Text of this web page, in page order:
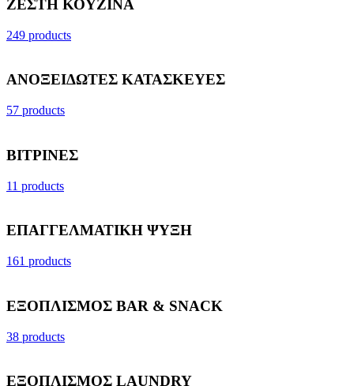
ΖΕΣΤΗ ΚΟΥΖΙΝΑ
249 products
ΑΝΟΞΕΙΔΩΤΕΣ ΚΑΤΑΣΚΕΥΕΣ
57 products
ΒΙΤΡΙΝΕΣ
11 products
ΕΠΑΓΓΕΛΜΑΤΙΚΗ ΨΥΞΗ
161 products
ΕΞΟΠΛΙΣΜΟΣ BAR & SNACK
38 products
ΕΞΟΠΛΙΣΜΟΣ LAUNDRY